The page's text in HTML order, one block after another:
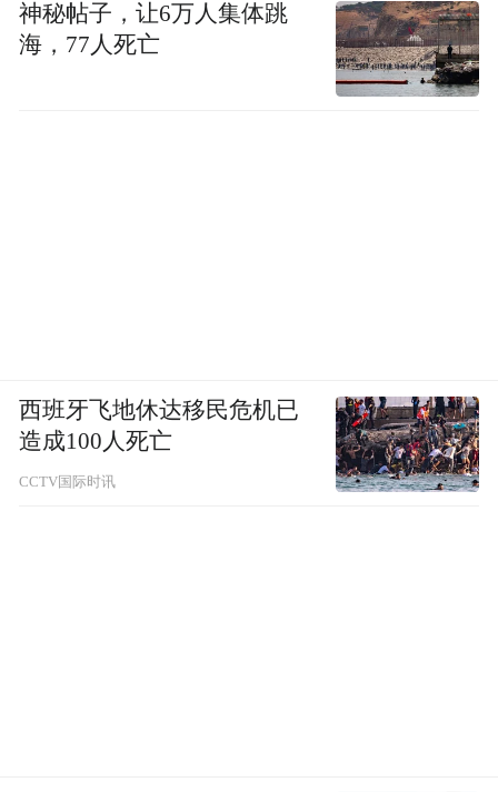
神秘帖子，让6万人集体跳
海，77人死亡
西班牙飞地休达移民危机已
造成100人死亡
CCTV国际时讯